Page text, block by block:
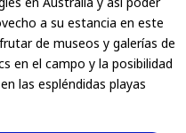
a su estancia en este
de museos y galerías de
en el campo y la posibilidad
las espléndidas playas